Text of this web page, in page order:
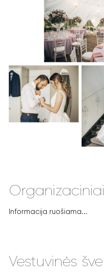
Informacija ruošiama...
Vestuvinės